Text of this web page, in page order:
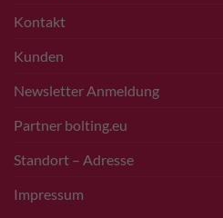
Kontakt
Kunden
Newsletter Anmeldung
Partner bolting.eu
Standort – Adresse
Impressum